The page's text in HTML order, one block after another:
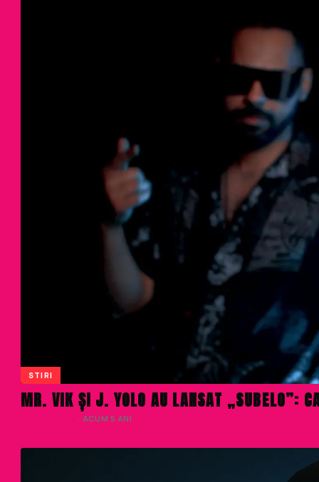
STIRI
MR. VIK ȘI J. YOLO AU LANSAT „SUBELO”:
· ACUM 5 ANI